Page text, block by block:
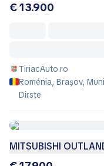
€ 13.900
TiriacAuto.ro
Roménia, Brașov,
Dirste
MITSUBISHI